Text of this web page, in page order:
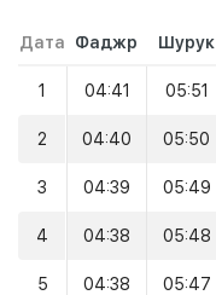
Дата Фаджр Шурук
1 04:41 05:51
2 04:40 05:50
3 04:39 05:49
4 04:38 05:48
5 04:38 05:47